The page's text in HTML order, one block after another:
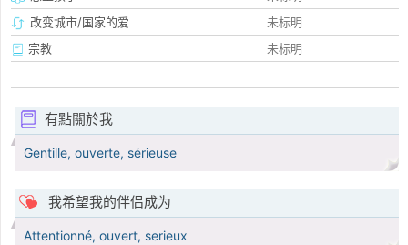
改变城市/国家的爱
未标明
宗教
未标明
有點關於我
Gentille, ouverte, sérieuse
我希望我的伴侣成为
Attentionné, ouvert, serieux